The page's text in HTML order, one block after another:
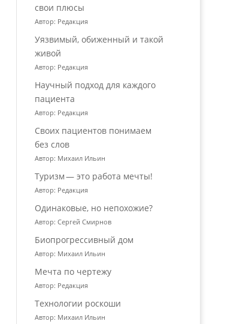
свои плюсы
Автор: Редакция
Уязвимый, обиженный и такой
живой
Автор: Редакция
Научный подход для каждого
пациента
Автор: Редакция
Своих пациентов понимаем
без слов
Автор: Михаил Ильин
Туризм — это работа мечты!
Автор: Редакция
Одинаковые, но непохожие?
Автор: Сергей Смирнов
Биопрогрессивный дом
Автор: Михаил Ильин
Мечта по чертежу
Автор: Редакция
Технологии роскоши
Автор: Михаил Ильин